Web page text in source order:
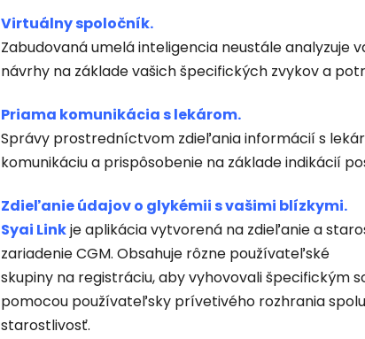
Virtuálny spoločník.
Zabudovaná umelá inteligencia neustále analyzuje
návrhy na základe vašich špecifických zvykov a
Priama komunikácia s lekárom.
Správy prostredníctvom zdieľania informácií s
komunikáciu a prispôsobenie na základe indikácií
Zdieľanie údajov o glykémii s vašimi blízkymi.
Syai Linkje aplikácia vytvorená na zdieľanie a
zariadenie CGM. Obsahuje rôzne používateľské
skupiny na registráciu, aby vyhovovali špecifickým
pomocou používateľsky prívetivého rozhrania
starostlivosť.